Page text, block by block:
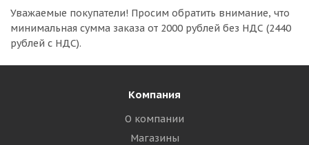
Уважаемые покупатели! Просим обратить внимание, что
минимальная сумма заказа от 2000 рублей без НДС (2440
рублей с НДС).
Компания
О компании
Магазины